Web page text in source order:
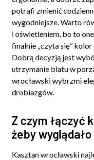
potrafi zmienić
wygodniejsze. Warto
i oświetleniem, bo to
finalnie „czyta się”
Dobrą decyzją jest
utrzymanie blatu w
wrocławski wybrzmi
drobiazgów.
Z czym łączyć
żeby
Kasztan wrocławski